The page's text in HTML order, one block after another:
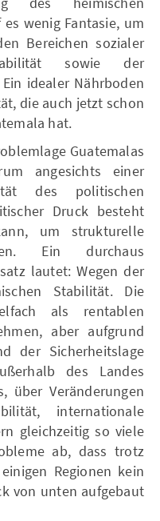
wenig Fantasie, um
Bereichen sozialer
sowie der
idealer Nährboden
die auch jetzt schon
hat.
Guatemalas
angesichts einer
des politischen
Druck besteht
um strukturelle
Ein durchaus
lautet: Wegen der
Stabilität. Die
als rentablen
aber aufgrund
der Sicherheitslage
des Landes
über Veränderungen
internationale
gleichzeitig so viele
ab, dass trotz
Regionen kein
von unten aufgebaut